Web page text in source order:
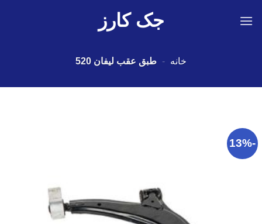
جک کارز
خانه - طبق عقب لیفان 520
-13%